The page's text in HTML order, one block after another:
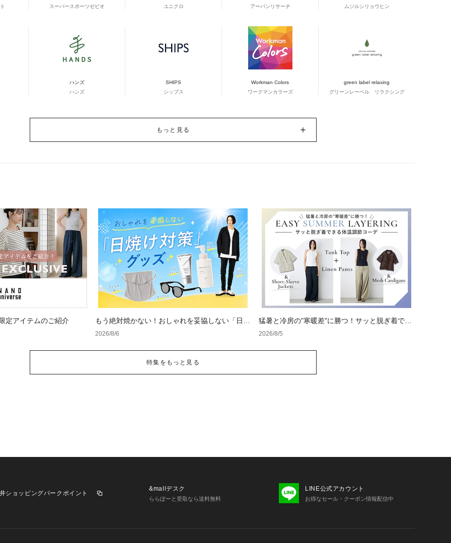
スーパースポーツゼビオ
ユニクロ
アーバンリサーチ
ムジルシリョウヒン
ハンズ
ハンズ
SHIPS
シップス
Workman Colors
ワークマンカラーズ
green label relaxing
グリーンレーベル リラクシング
もっと見る
定アイテムのご紹介
もう絶対焼かない！おしゃれを妥協しない「日焼
け対策」グッズ
2026/8/6
猛暑と冷房の"寒暖差"に勝つ！サッと脱ぎ着でき
る体温調節コーデ
2026/8/5
特集をもっと見る
ショッピングパークポイント
&mallデスク
ららぽーと受取なら送料無料
LINE公式アカウント
お得なセール・クーポン情報配信中